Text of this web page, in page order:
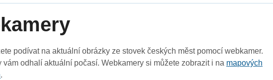
podívat na aktuální obrázky ze stovek českých měst pomocí webkamer.
vám odhalí aktuální počasí. Webkamery si můžete zobrazit i na mapových
.